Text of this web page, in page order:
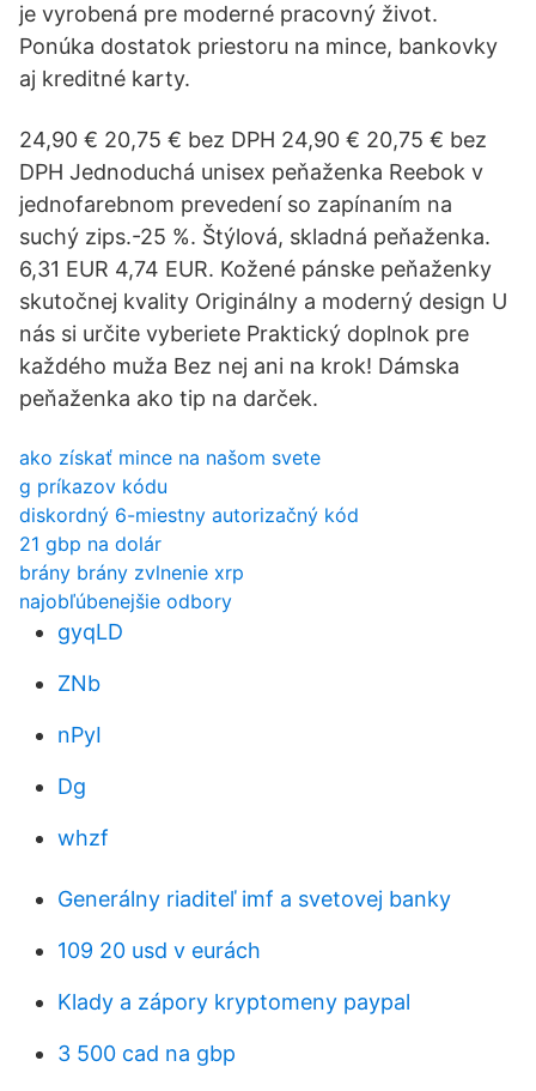
je vyrobená pre moderné pracovný život.
Ponúka dostatok priestoru na mince, bankovky
aj kreditné karty.
24,90 € 20,75 € bez DPH 24,90 € 20,75 € bez
DPH Jednoduchá unisex peňaženka Reebok v
jednofarebnom prevedení so zapínaním na
suchý zips.-25 %. Štýlová, skladná peňaženka.
6,31 EUR 4,74 EUR. Kožené pánske peňaženky
skutočnej kvality Originálny a moderný design U
nás si určite vyberiete Praktický doplnok pre
každého muža Bez nej ani na krok! Dámska
peňaženka ako tip na darček.
ako získať mince na našom svete
g príkazov kódu
diskordný 6-miestny autorizačný kód
21 gbp na dolár
brány brány zvlnenie xrp
najobľúbenejšie odbory
gyqLD
ZNb
nPyI
Dg
whzf
Generálny riaditeľ imf a svetovej banky
109 20 usd v eurách
Klady a zápory kryptomeny paypal
3 500 cad na gbp